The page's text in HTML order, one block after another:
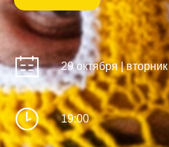
29 октября | вторник
19:00